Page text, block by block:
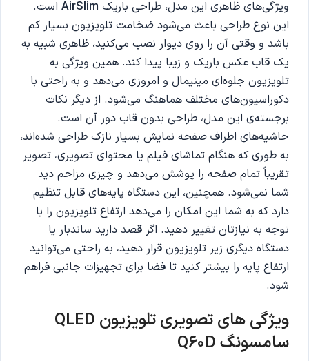
ویژگی‌های ظاهری این مدل، طراحی باریک AirSlim است.
این نوع طراحی باعث می‌شود ضخامت تلویزیون بسیار کم
باشد و وقتی آن را روی دیوار نصب می‌کنید، ظاهری شبیه به
یک قاب عکس باریک و زیبا پیدا کند. همین ویژگی به
تلویزیون جلوه‌ای مینیمال و امروزی می‌دهد و به راحتی با
دکوراسیون‌های مختلف هماهنگ می‌شود. از دیگر نکات
برجسته‌ی این مدل، طراحی بدون قاب دور آن است.
حاشیه‌های اطراف صفحه نمایش بسیار نازک طراحی شده‌اند،
به طوری‌ که هنگام تماشای فیلم یا محتوای تصویری، تصویر
تقریباً تمام صفحه را پوشش می‌دهد و چیزی مزاحم دید
شما نمی‌شود. همچنین، این دستگاه پایه‌های قابل تنظیم
دارد که به شما این امکان را می‌دهد ارتفاع تلویزیون را با
توجه به نیازتان تغییر دهید. اگر قصد دارید ساندبار یا
دستگاه دیگری زیر تلویزیون قرار دهید، به راحتی می‌توانید
ارتفاع پایه را بیشتر کنید تا فضا برای تجهیزات جانبی فراهم
شود.
ویژگی های تصویری تلویزیون QLED
سامسونگ Q60D